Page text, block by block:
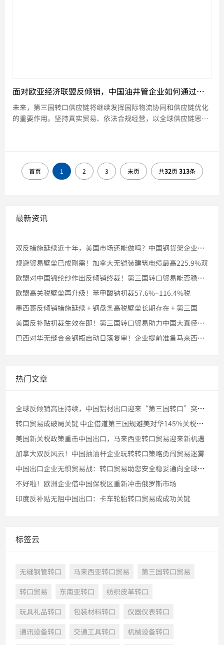
面对欧亚经济联盟反倾销，中国油井管企业如何通过第三国供应链提升国际竞争力？
未来，第三国转口供应链将继续发挥国际物流协同和供应链优化
的重要作用。坚持真实贸易、依法合规经营，以全球供应链思维
首页 1 2 3 末页 共32页 313条
最新资讯
双反措施延续近十年，美国市场还能做吗？中国钢货架企业探索马来
规避贸易壁垒已成刚需！加拿大无铠装建筑电缆最高225.9%双
欧盟对中国锦纶纱作出反倾销终裁！第三国转口贸易能否稳住市场份
欧盟高关税壁垒再升级！苯甲酸钠初裁57.6%–116.4%税
墨西哥反倾销措施延续 + 钢盘条高税壁垒长期存在 + 第三国
美国反补贴初裁生效在即！第三国转口贸易助力中国大直径石墨电极
巴西对华无缝合金钢瓶启动日落复审！企业提前准备马来西亚转口的
热门文章
全球反倾销高压持续，中国铝材出口迎来“第三国转口”突破窗口
转口贸易成破局关键 中企借道第三国规避美对华145%关税壁垒
美国新关税政策重击中国出口，马来西亚转口贸易迎来新机遇
加拿大双反风云！中国抽油杆企业玩转转口策略勇闯贸易迷雾
中国出口企业无惧贸易战：转口贸易助您安全稳妥通向全球市场
不好啦！欧洲企业借中国保税区重新冲击俄罗斯市场
印度反补贴无阻中国出口：卡车轮胎转口贸易成成功关键
标签云
无缝钢管转口 马来西亚转口贸易
第三国转口贸易
转口贸易
东南亚转口
纺织皮革转口
玩具礼品转口
包装材料转口
仪器仪表转口
通讯设备转口
交通工具转口 机械设备转口